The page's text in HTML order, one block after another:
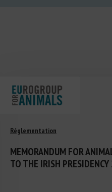
Réglementation
MEMORANDUM FOR
TO THE IRISH